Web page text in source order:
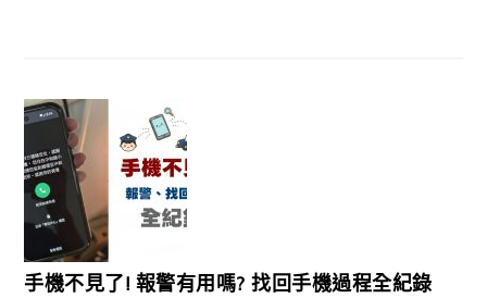
手機不見了! 報警有用嗎? 找回手機過程全紀錄